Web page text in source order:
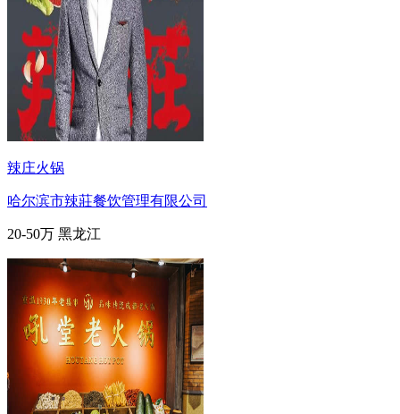
辣庄火锅
哈尔滨市辣莊餐饮管理有限公司
20-50万 黑龙江